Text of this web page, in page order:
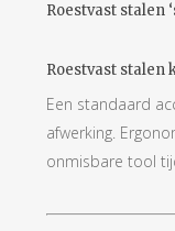
Roestvast stalen
Roestvast
Een standaard
afwerking.
onmisbare tool